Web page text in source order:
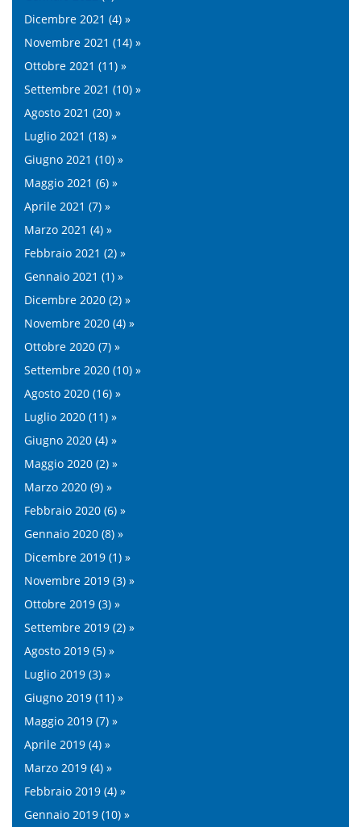
Dicembre 2021 (4) »
Novembre 2021 (14) »
Ottobre 2021 (11) »
Settembre 2021 (10) »
Agosto 2021 (20) »
Luglio 2021 (18) »
Giugno 2021 (10) »
Maggio 2021 (6) »
Aprile 2021 (7) »
Marzo 2021 (4) »
Febbraio 2021 (2) »
Gennaio 2021 (1) »
Dicembre 2020 (2) »
Novembre 2020 (4) »
Ottobre 2020 (7) »
Settembre 2020 (10) »
Agosto 2020 (16) »
Luglio 2020 (11) »
Giugno 2020 (4) »
Maggio 2020 (2) »
Marzo 2020 (9) »
Febbraio 2020 (6) »
Gennaio 2020 (8) »
Dicembre 2019 (1) »
Novembre 2019 (3) »
Ottobre 2019 (3) »
Settembre 2019 (2) »
Agosto 2019 (5) »
Luglio 2019 (3) »
Giugno 2019 (11) »
Maggio 2019 (7) »
Aprile 2019 (4) »
Marzo 2019 (4) »
Febbraio 2019 (4) »
Gennaio 2019 (10) »